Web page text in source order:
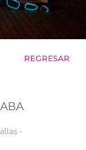
REGRESAR
-